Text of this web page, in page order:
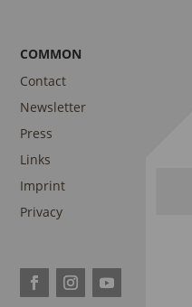
COMMON
Contact
Newsletter
Press
Links
Imprint
Privacy